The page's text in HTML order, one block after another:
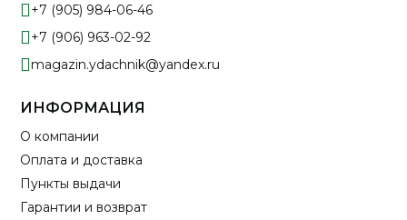
+7 (905) 984-06-46
+7 (906) 963-02-92
magazin.ydachnik@yandex.ru
ИНФОРМАЦИЯ
О компании
Оплата и доставка
Пункты выдачи
Гарантии и возврат